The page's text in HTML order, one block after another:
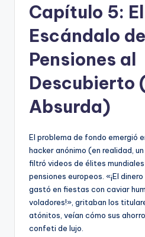
Capítulo 5: El
Escándalo
Pensiones al
Descubierto
Absurda)
El problema de fondo emergió
hacker anónimo (en realidad,
filtró videos de élites
pensiones europeos. «¡El
gastó en fiestas con caviar
voladores!», gritaban los
atónitos, veían cómo sus
confeti de lujo.